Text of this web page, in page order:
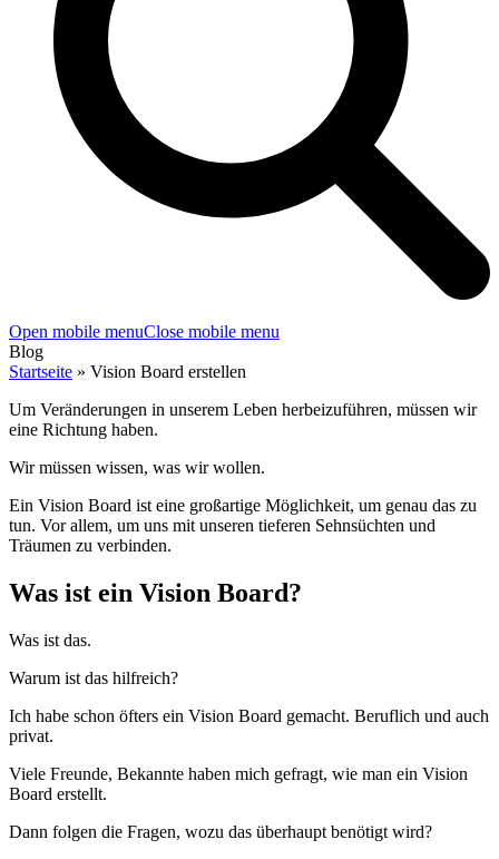
Open mobile menuClose mobile menu
Blog
Startseite » Vision Board erstellen
Um Veränderungen in unserem Leben herbeizuführen, müssen wir
eine Richtung haben.
Wir müssen wissen, was wir wollen.
Ein Vision Board ist eine großartige Möglichkeit, um genau das zu
tun. Vor allem, um uns mit unseren tieferen Sehnsüchten und
Träumen zu verbinden.
Was ist ein Vision Board?
Was ist das.
Warum ist das hilfreich?
Ich habe schon öfters ein Vision Board gemacht. Beruflich und auch
privat.
Viele Freunde, Bekannte haben mich gefragt, wie man ein Vision
Board erstellt.
Dann folgen die Fragen, wozu das überhaupt benötigt wird?